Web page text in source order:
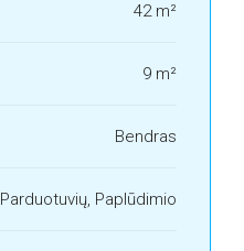
42 m²
9 m²
Bendras
Parduotuvių, Paplūdimio